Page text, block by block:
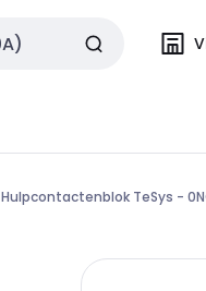
Hulpcontactenblok TeSys -